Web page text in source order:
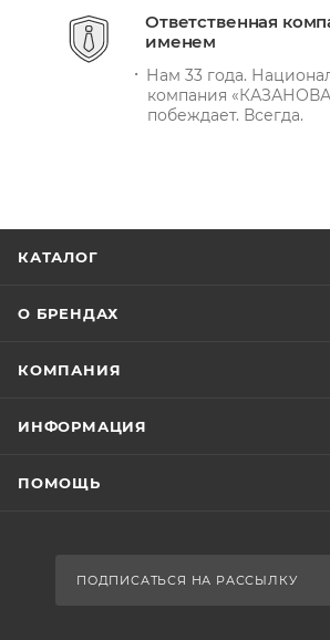
Ответственная
именем
Нам 33 года.
компания
побеждает. Всегда.
КАТАЛОГ
О БРЕНДАХ
КОМПАНИЯ
ИНФОРМАЦИЯ
ПОМОЩЬ
ПОДПИСАТЬСЯ НА РАССЫЛКУ